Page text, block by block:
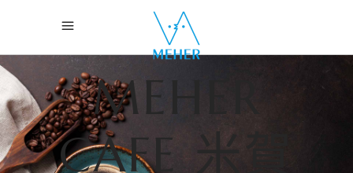
MEHER
CAFE 米賀